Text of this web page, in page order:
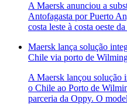
A Maersk anunciou a
Antofagasta por Puerto
costa leste à costa oeste
Maersk lança solução
Chile via porto de
A Maersk lançou solução
o Chile ao Porto de
parceria da Oppy. O